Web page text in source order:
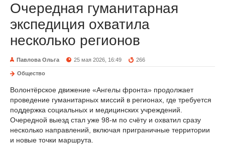
Очередная гуманитарная
экспедиция охватила
несколько регионов
Павлова Ольга 25 мая 2026, 16:49 266
Общество
Волонтёрское движение «Ангелы фронта» продолжает
проведение гуманитарных миссий в регионах, где требуется
поддержка социальных и медицинских учреждений.
Очередной выезд стал уже 98-м по счёту и охватил сразу
несколько направлений, включая приграничные территории
и новые точки маршрута.